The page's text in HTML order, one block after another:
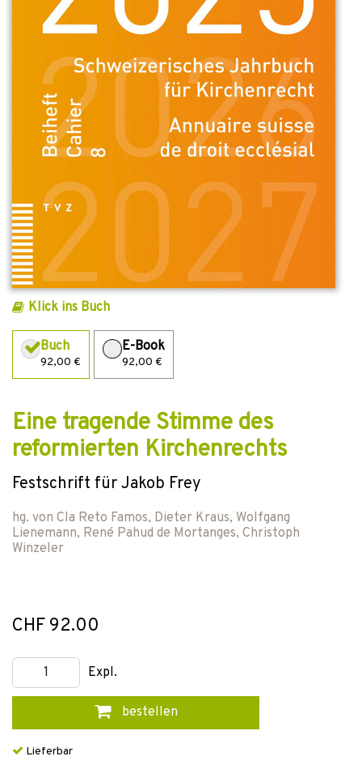
Klick ins Buch
Buch
92,00 €
E-Book
92,00 €
Eine tragende Stimme des
reformierten Kirchenrechts
Festschrift für Jakob Frey
hg. von Cla Reto Famos, Dieter Kraus, Wolfgang
Lienemann, René Pahud de Mortanges, Christoph
Winzeler
CHF 92.00
Expl.
bestellen
Lieferbar